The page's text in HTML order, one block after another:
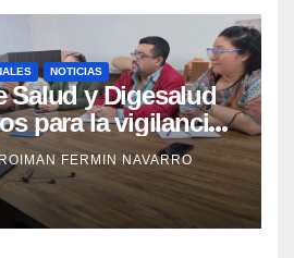
NOTICIAS
Salud y Digesalud
para la vigilancia
y el control de
FERMIN NAVARRO